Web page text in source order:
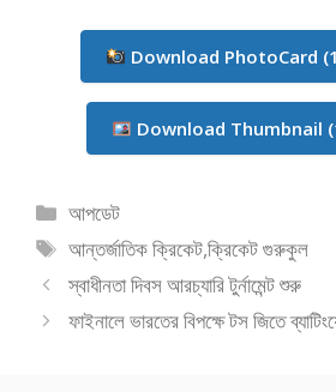
Download PhotoCard
Download Thumbnail
বিভাগ
সমূহ
আপডেট
ট্যাগ
সমূহ
আন্তর্জাতিক ক্রিকেট,ক্রিকেট গুরুকুল
স্বাধীনতা দিবস আরচ্যারি টুর্নামেন্ট শুরু
ফাইনালে ভারতের বিপক্ষে টস জিতে